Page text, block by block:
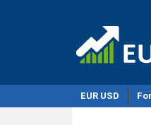
EUR USD